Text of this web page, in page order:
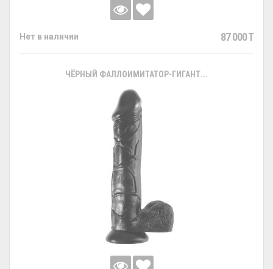
Нет в наличии 87 000 T
ЧЁРНЫЙ ФАЛЛОИМИТАТОР-ГИГАНТ...